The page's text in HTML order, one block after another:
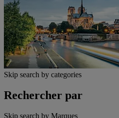
Skip search by categories
Rechercher par
Skip search by Marques